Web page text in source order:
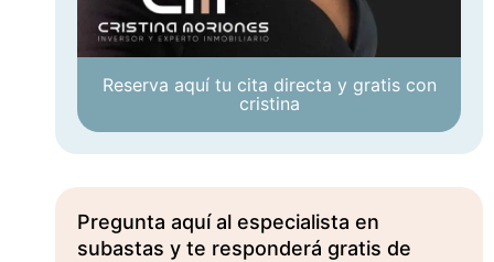
Reserva aquí tu cita directa y gratis con
cristina
Pregunta aquí al especialista en
subastas y te responderá gratis de